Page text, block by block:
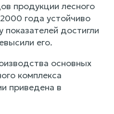
продукции лесного
года устойчиво
достигли
его.
основных
комплекса
приведена в